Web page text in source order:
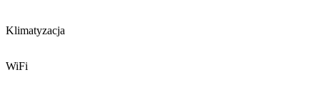
Klimatyzacja
WiFi